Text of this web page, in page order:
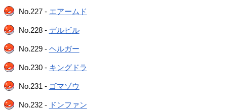
No.227 - エアームド
No.228 - デルビル
No.229 - ヘルガー
No.230 - キングドラ
No.231 - ゴマゾウ
No.232 - ドンファン